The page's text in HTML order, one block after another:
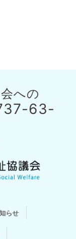
への
63-
らせ